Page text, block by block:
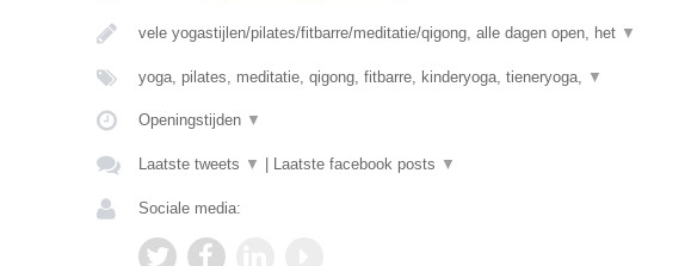
vele yogastijlen/pilates/fitbarre/meditatie/qigong, alle dagen open, het ▼
yoga, pilates, meditatie, qigong, fitbarre, kinderyoga, tieneryoga, ▼
Openingstijden ▼
Laatste tweets ▼ Laatste facebook posts ▼
Sociale media: